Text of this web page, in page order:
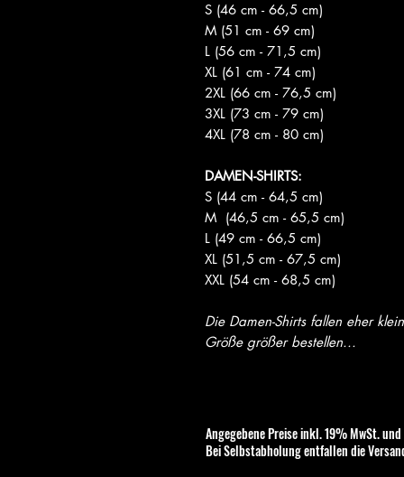
S (46 cm - 66,5 cm)
M (51 cm - 69 cm)
L (56 cm - 71,5 cm)
XL (61 cm - 74 cm)
2XL (66 cm - 76,5 cm)
3XL (73 cm - 79 cm)
4XL (78 cm - 80 cm)
DAMEN-SHIRTS:
S (44 cm - 64,5 cm)
M (46,5 cm - 65,5 cm)
L (49 cm - 66,5 cm)
XL (51,5 cm - 67,5 cm)
XXL (54 cm - 68,5 cm)
Die Damen-Shirts fallen eher
Größe größer bestellen...
Angegebene Preise inkl. 19% MwSt. und
Bei Selbstabholung entfallen die